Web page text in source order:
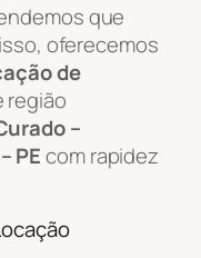
que
oferecemos
de
região
–
PEcom rapidez